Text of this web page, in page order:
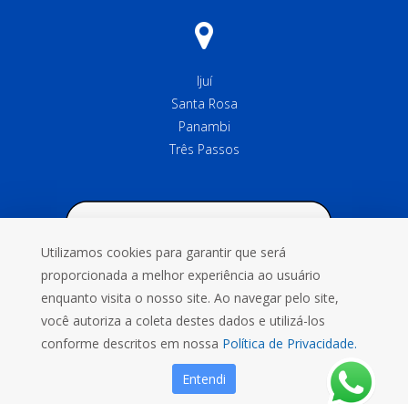
Ijuí
Santa Rosa
Panambi
Três Passos
Utilizamos cookies para garantir que será
proporcionada a melhor experiência ao usuário
enquanto visita o nosso site. Ao navegar pelo site,
você autoriza a coleta destes dados e utilizá-los
conforme descritos em nossa Política de Privacidade.
Entendi